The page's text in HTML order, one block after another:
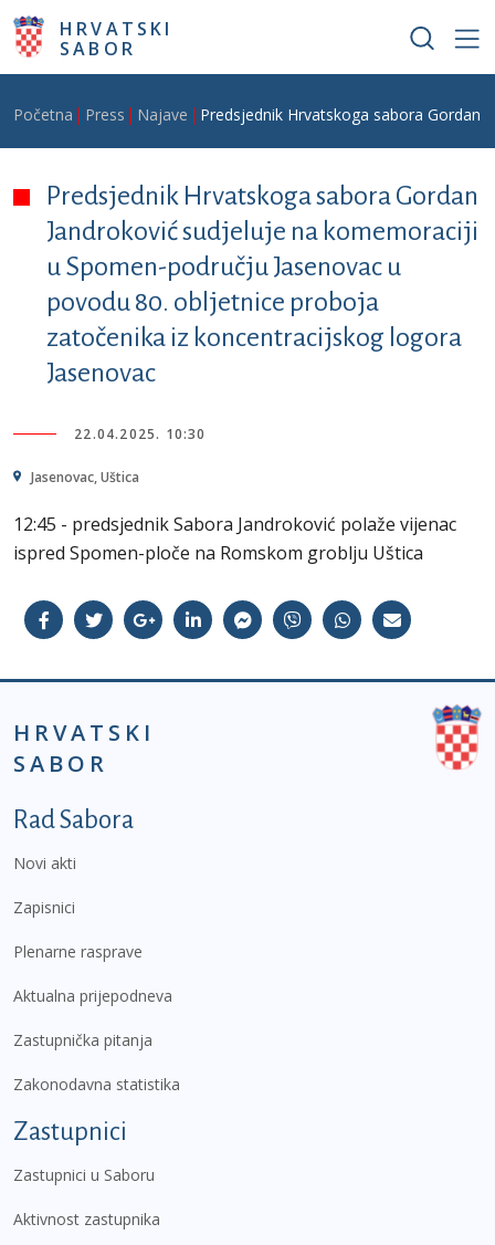
Skoči na glavni sadržaj
HRVATSKI
SABOR
Breadcrumb
Početna Press Najave Predsjednik Hrvatskoga sabora Gordan
Predsjednik Hrvatskoga sabora Gordan
Jandroković sudjeluje na komemoraciji
u Spomen-području Jasenovac u
povodu 80. obljetnice proboja
zatočenika iz koncentracijskog logora
Jasenovac
22.04.2025. 10:30
Jasenovac, Uštica
12:45 - predsjednik Sabora Jandroković polaže vijenac
ispred Spomen-ploče na Romskom groblju Uštica
HRVATSKI
SABOR
Podnožje prvi izbornik
Rad Sabora
Novi akti
Zapisnici
Plenarne rasprave
Aktualna prijepodneva
Zastupnička pitanja
Zakonodavna statistika
Zastupnici
Zastupnici u Saboru
Aktivnost zastupnika